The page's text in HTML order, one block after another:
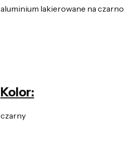
aluminium lakierowane na czarno
Kolor:
czarny